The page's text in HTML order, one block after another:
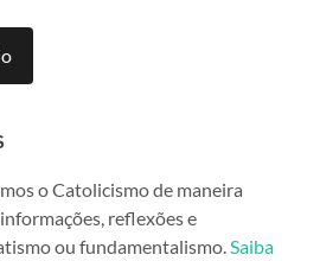
o Catolicismo de maneira
reflexões e
ou fundamentalismo.Saiba